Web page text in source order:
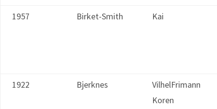
1957
Birket-Smith Kai
1922 Bjerknes
VilhelFrimann
Koren